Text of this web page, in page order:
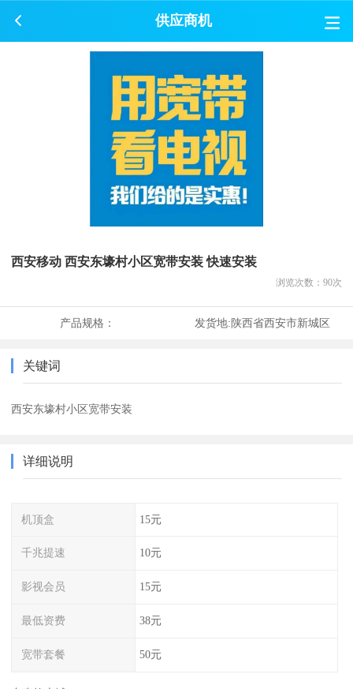
供应商机
西安移动 西安东壕村小区宽带安装 快速安装
浏览次数： 90次
产品规格： 发货地:陕西省西安市新城区
关键词
西安东壕村小区宽带安装
详细说明
机顶盒 15元
千兆提速 10元
影视会员 15元
最低资费 38元
宽带套餐 50元